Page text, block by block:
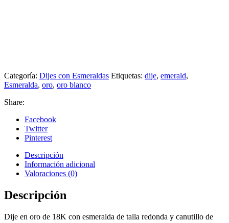
Categoría: Dijes con Esmeraldas Etiquetas: dije, emerald,
Esmeralda, oro, oro blanco
Share:
Facebook
Twitter
Pinterest
Descripción
Información adicional
Valoraciones (0)
Descripción
Dije en oro de 18K con esmeralda de talla redonda y canutillo de